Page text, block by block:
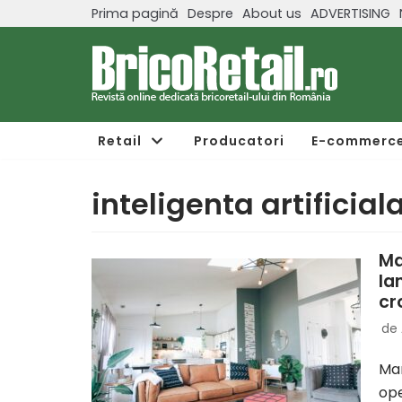
Prima pagină Despre About us ADVERTISING
Retail Producatori E-
inteligenta
de